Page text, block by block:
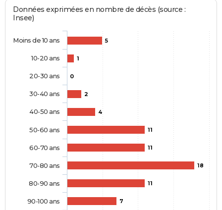
Données exprimées en nombre de décès (source :
Insee)
5
1
0
2
4
11
11
18
11
7
Moins de 10 ans
10-20 ans
20-30 ans
30-40 ans
40-50 ans
50-60 ans
60-70 ans
70-80 ans
80-90 ans
90-100 ans